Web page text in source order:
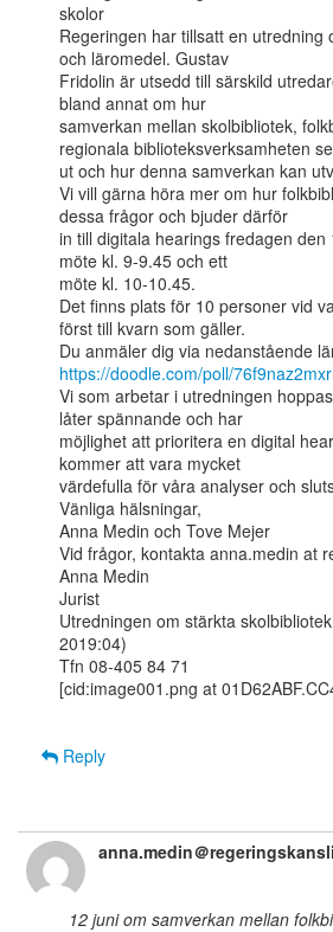
skolor
Regeringen har tillsatt en utredning
och läromedel. Gustav
Fridolin är utsedd till särskild
bland annat om hur
samverkan mellan skolbibliotek,
regionala biblioteksverksamheten
ut och hur denna samverkan kan
Vi vill gärna höra mer om hur
dessa frågor och bjuder därför
in till digitala hearings fredagen
möte kl. 9-9.45 och ett
möte kl. 10-10.45.
Det finns plats för 10 personer vid
först till kvarn som gäller.
https://doodle.com/poll/
Vi som arbetar i utredningen
låter spännande och har
möjlighet att prioritera en digital
kommer att vara mycket
värdefulla för våra analyser och
Vänliga hälsningar,
Anna Medin och Tove Mejer
Vid frågor, kontakta anna.medin at
Anna Medin
Jurist
Utredningen om stärkta
2019:04)
Tfn 08-405 84 71
[cid:image001.png at
Reply
anna.medin＠
12 juni om samverkan mellan